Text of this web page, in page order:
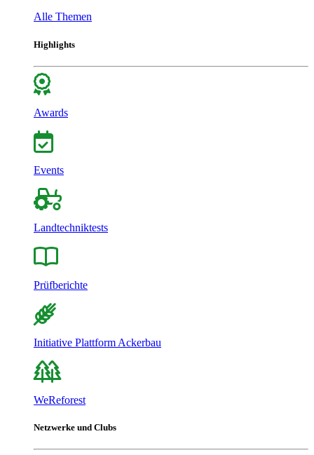
Alle Themen
Highlights
Awards
Events
Landtechniktests
Prüfberichte
Initiative Plattform Ackerbau
WeReforest
Netzwerke und Clubs